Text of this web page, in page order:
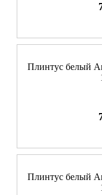
Плинтус белый
Плинтус белый